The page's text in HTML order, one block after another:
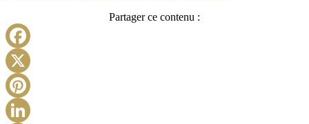
Partager ce contenu :